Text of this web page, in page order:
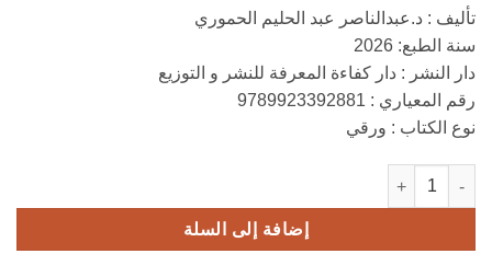
تأليف : د.عبدالناصر عبد الحليم الحموري
سنة الطبع: 2026
دار النشر : دار كفاءة المعرفة للنشر و التوزيع
رقم المعياري : 9789923392881
نوع الكتاب : ورقي
كمية الذكاء الاصطناعي في التجارة الإلكترونية
إضافة إلى السلة